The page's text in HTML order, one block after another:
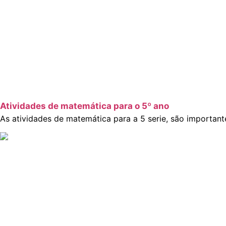
Atividades de matemática para o 5º ano
As atividades de matemática para a 5 serie, são